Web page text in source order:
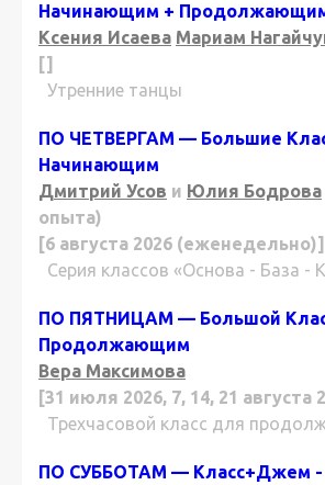
Начинающим +
Ксения Исаева Мариам
[]
Утренние танцы
ПО ЧЕТВЕРГАМ — Большие
Начинающим
Дмитрий Усов и Юлия Бодрова
опыта)
[6 августа 2026 (еженедельно)]
Серия классов «Основа - База -
ПО ПЯТНИЦАМ — Большой
Продолжающим
Вера Максимова
[31 июля 2026, 7, 14, 21 августа
Трехчасовой класс для
ПО СУББОТАМ — Класс+Джем